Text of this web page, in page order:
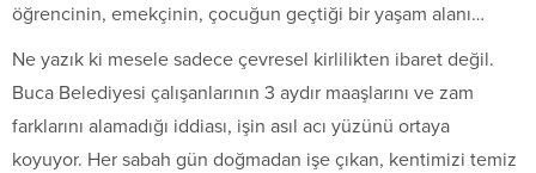
öğrencinin, emekçinin, çocuğun geçtiği bir yaşam alanı…
Ne yazık ki mesele sadece çevresel kirlilikten ibaret değil.
Buca Belediyesi çalışanlarının 3 aydır maaşlarını ve zam
farklarını alamadığı iddiası, işin asıl acı yüzünü ortaya
koyuyor. Her sabah gün doğmadan işe çıkan, kentimizi temiz